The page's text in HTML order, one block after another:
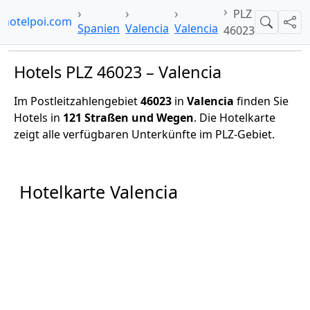
hotelpoi.com Spanien Valencia Valencia
PLZ
46023
Suche
Hotels PLZ 46023 – Valencia
Im Postleitzahlengebiet46023 in Valencia finden Sie
Hotels in 121 Straßen und Wegen. Die Hotelkarte
zeigt alle verfügbaren Unterkünfte im PLZ-Gebiet.
Hotelkarte Valencia